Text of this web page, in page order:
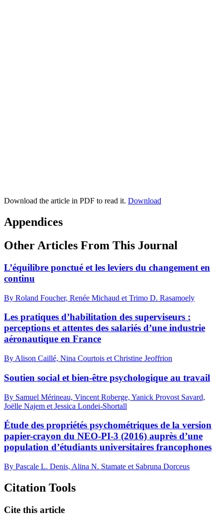
Download the article in PDF to read it. Download
Appendices
Other Articles From This Journal
L’équilibre ponctué et les leviers du changement en
continu
By Roland Foucher, Renée Michaud et Trimo D. Rasamoely
Les pratiques d’habilitation des superviseurs :
perceptions et attentes des salariés d’une industrie
aéronautique en France
By Alison Caillé, Nina Courtois et Christine Jeoffrion
Soutien social et bien-être psychologique au travail
By Samuel Mérineau, Vincent Roberge, Yanick Provost Savard,
Joëlle Najem et Jessica Londei-Shortall
Étude des propriétés psychométriques de la version
papier-crayon du NEO-PI-3 (2016) auprès d’une
population d’étudiants universitaires francophones
By Pascale L. Denis, Alina N. Stamate et Sabruna Dorceus
Citation Tools
Cite this article